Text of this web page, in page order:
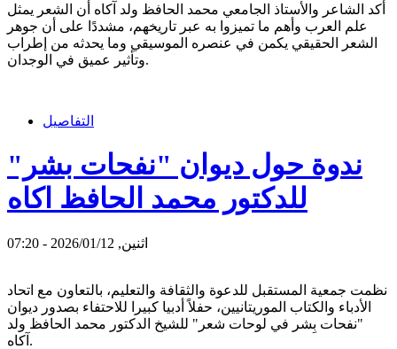
أكد الشاعر والأستاذ الجامعي محمد الحافظ ولد آكاه أن الشعر يمثل
علم العرب وأهم ما تميزوا به عبر تاريخهم، مشددًا على أن جوهر
الشعر الحقيقي يكمن في عنصره الموسيقي وما يحدثه من إطراب
وتأثير عميق في الوجدان.
التفاصيل
ندوة حول ديوان "نفحات بشر"
للدكتور محمد الحافظ اكاه
اثنين, 2026/01/12 - 07:20
نظمت جمعية المستقبل للدعوة والثقافة والتعليم، بالتعاون مع اتحاد
الأدباء والكتاب الموريتانيين، حفلاً أدبيا كبيرا للاحتفاء بصدور ديوان
"نفحات بِشر في لوحات شعر" للشيخ الدكتور محمد الحافظ ولد
آكاه.